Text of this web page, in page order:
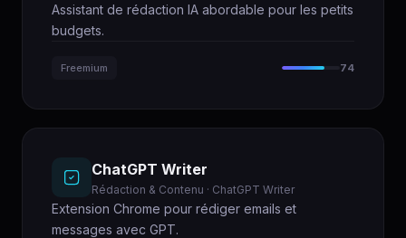
Assistant de rédaction IA abordable pour les petits
budgets.
Freemium 74
ChatGPT Writer
Rédaction & Contenu · ChatGPT Writer
Extension Chrome pour rédiger emails et
messages avec GPT.